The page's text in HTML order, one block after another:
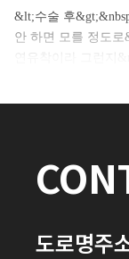
&lt;수술 후
안 하면 모를 정도
연유착이라 그런지
도로명주